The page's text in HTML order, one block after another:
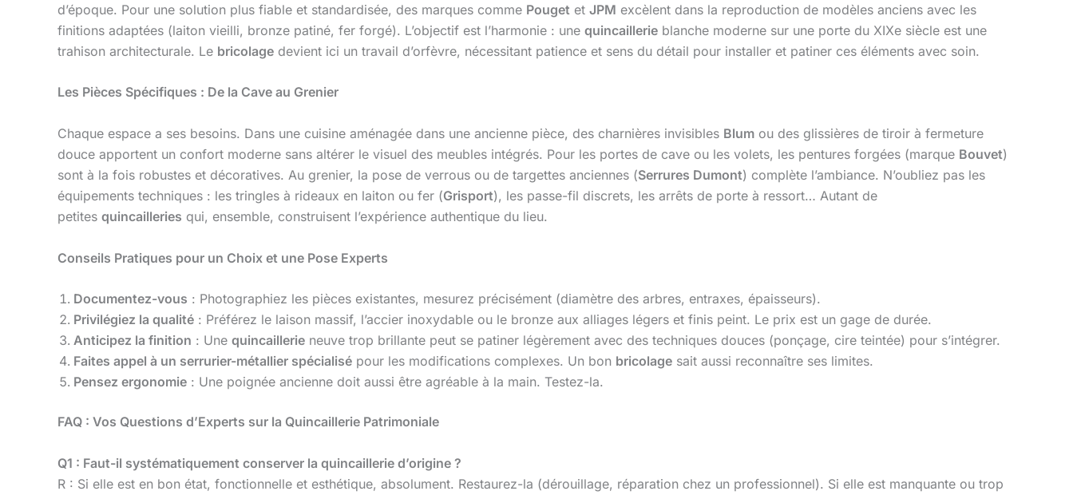
d’époque. Pour une solution plus fiable et standardisée, des marques comme Pouget et JPM excèlent dans la reproduction de modèles anciens avec les
finitions adaptées (laiton vieilli, bronze patiné, fer forgé). L’objectif est l’harmonie : une quincaillerie blanche moderne sur une porte du XIXe siècle est une
trahison architecturale. Le bricolage devient ici un travail d’orfèvre, nécessitant patience et sens du détail pour installer et patiner ces éléments avec soin.
Les Pièces Spécifiques : De la Cave au Grenier
Chaque espace a ses besoins. Dans une cuisine aménagée dans une ancienne pièce, des charnières invisibles Blum ou des glissières de tiroir à fermeture
douce apportent un confort moderne sans altérer le visuel des meubles intégrés. Pour les portes de cave ou les volets, les pentures forgées (marque Bouvet)
sont à la fois robustes et décoratives. Au grenier, la pose de verrous ou de targettes anciennes (Serrures Dumont) complète l’ambiance. N’oubliez pas les
équipements techniques : les tringles à rideaux en laiton ou fer (Grisport), les passe-fil discrets, les arrêts de porte à ressort… Autant de
petites quincailleries qui, ensemble, construisent l’expérience authentique du lieu.
Conseils Pratiques pour un Choix et une Pose Experts
Documentez-vous : Photographiez les pièces existantes, mesurez précisément (diamètre des arbres, entraxes, épaisseurs).
Privilégiez la qualité : Préférez le laison massif, l’accier inoxydable ou le bronze aux alliages légers et finis peint. Le prix est un gage de durée.
Anticipez la finition : Une quincaillerie neuve trop brillante peut se patiner légèrement avec des techniques douces (ponçage, cire teintée) pour s’intégrer.
Faites appel à un serrurier-métallier spécialisé pour les modifications complexes. Un bon bricolage sait aussi reconnaître ses limites.
Pensez ergonomie : Une poignée ancienne doit aussi être agréable à la main. Testez-la.
FAQ : Vos Questions d’Experts sur la Quincaillerie Patrimoniale
Q1 : Faut-il systématiquement conserver la quincaillerie d’origine ?
R : Si elle est en bon état, fonctionnelle et esthétique, absolument. Restaurez-la (dérouillage, réparation chez un professionnel). Si elle est manquante ou trop